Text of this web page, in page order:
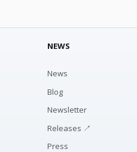
NEWS
News
Blog
Newsletter
Releases ↗
Press